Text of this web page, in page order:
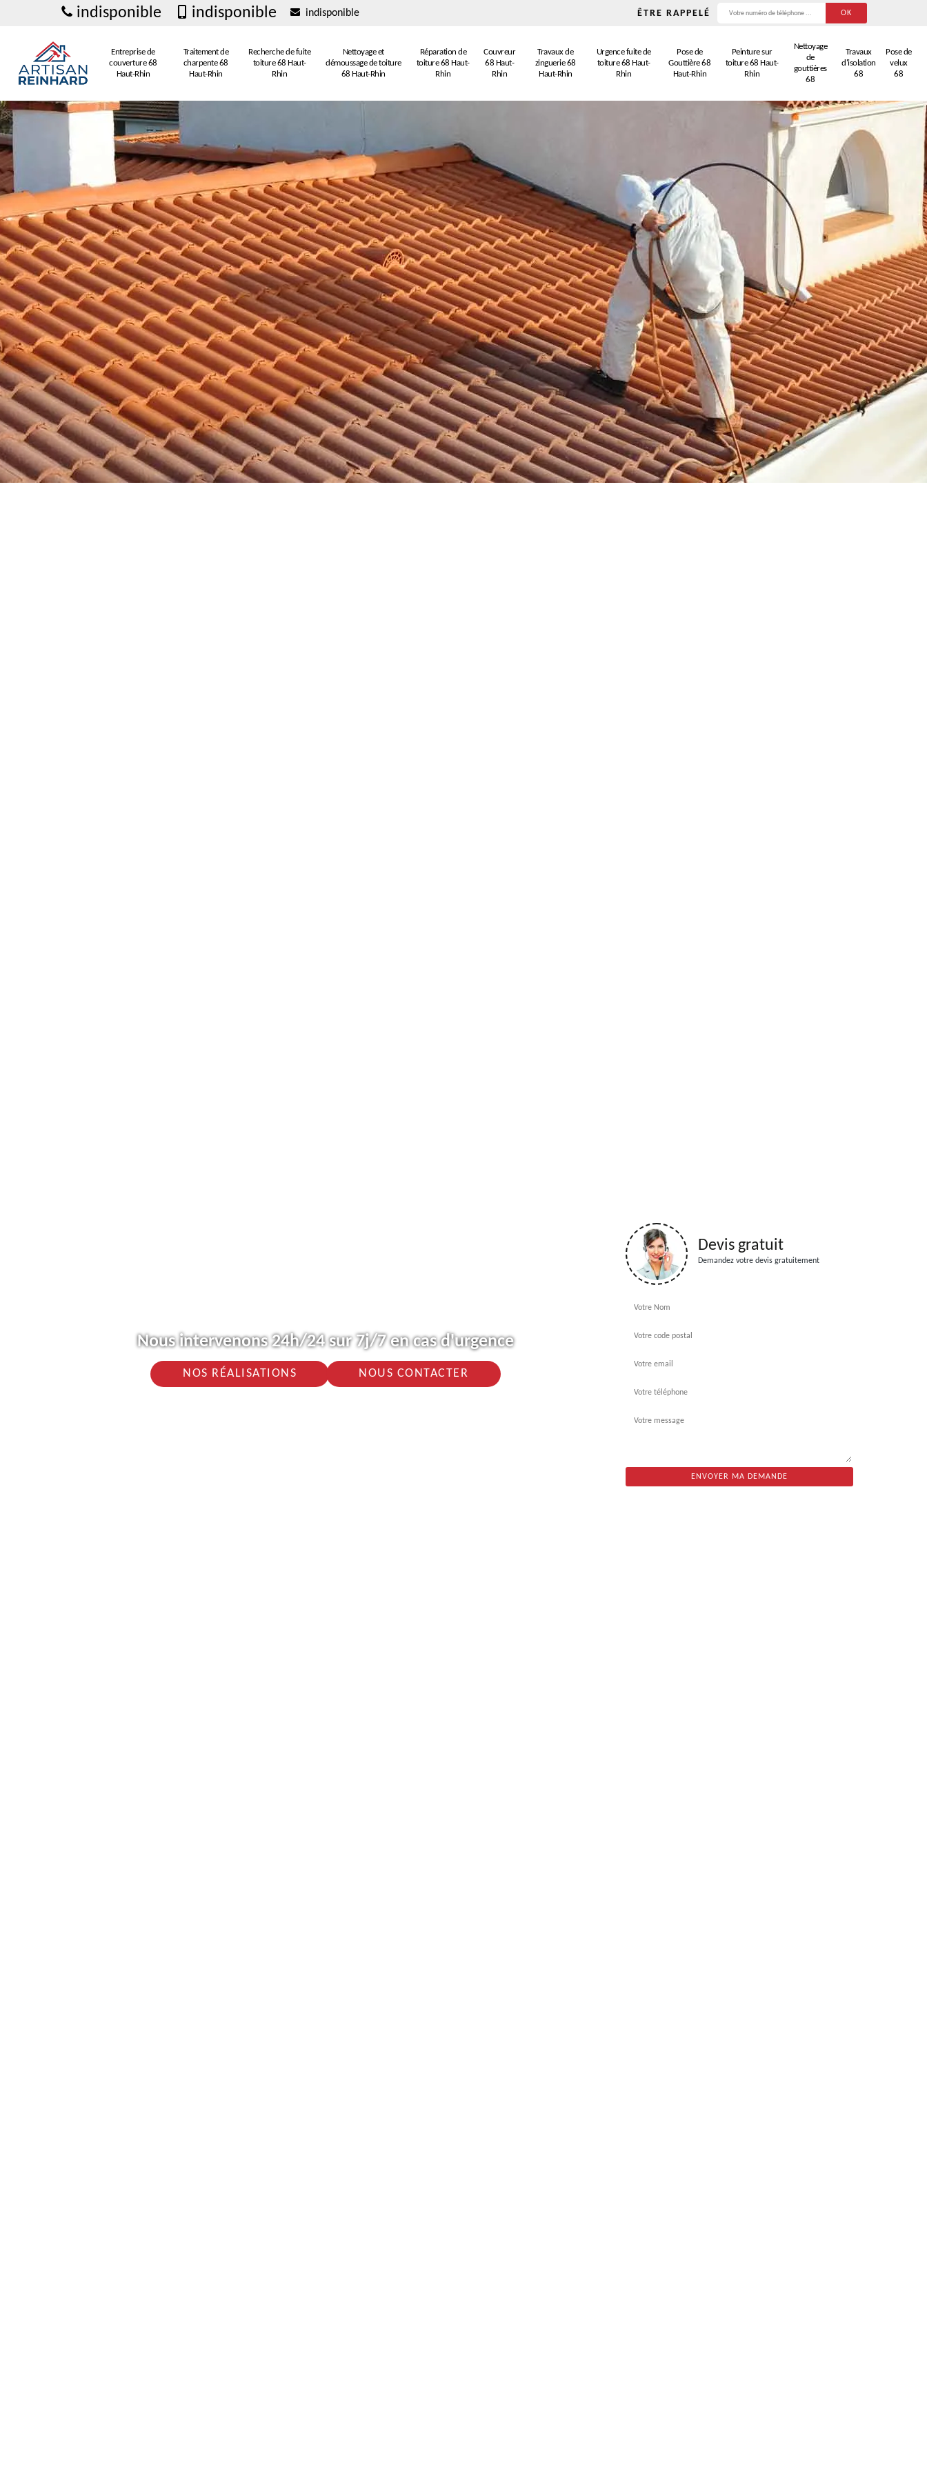
indisponible indisponible indisponible ÊTRE RAPPELÉ
Entreprise de
couverture 68
Haut-Rhin
Traitement de
charpente 68
Haut-Rhin
Recherche de fuite
toiture 68 Haut-
Rhin
Nettoyage et
démoussage de toiture
68 Haut-Rhin
Réparation de
toiture 68 Haut-
Rhin
Couvreur
68 Haut-
Rhin
Travaux de
zinguerie 68
Haut-Rhin
Urgence fuite de
toiture 68 Haut-
Rhin
Pose de
Gouttière 68
Haut-Rhin
Peinture sur
toiture 68 Haut-
Rhin
Nettoyage
de
gouttières
68
Travaux
d'isolation
68
Pose de
velux
68
Nous intervenons 24h/24 sur 7j/7 en cas d'urgence
NOS RÉALISATIONS NOUS CONTACTER
Devis gratuit
Demandez votre devis gratuitement